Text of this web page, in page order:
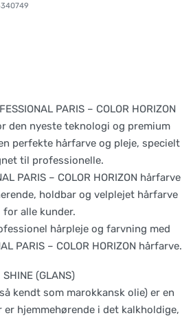
PARIS – COLOR HORIZON
den nyeste teknologi og premium
perfekte hårfarve og pleje, specielt
til professionelle.
PARIS – COLOR HORIZON hårfarve
holdbar og velplejet hårfarve
for alle kunder.
hårpleje og farvning med
PARIS – COLOR HORIZON hårfarve.
SHINE (GLANS)
kendt som marokkansk olie) er en
hjemmehørende i det kalkholdige,